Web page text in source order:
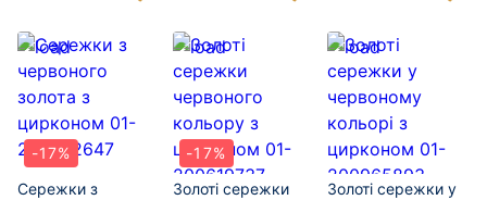
-17%
Сережки з
-17%
Золоті сережки
Золоті сережки у